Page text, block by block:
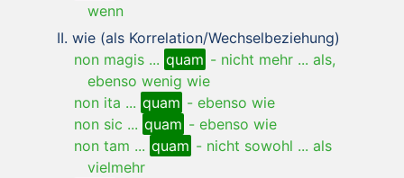
wenn
wie (als Korrelation/Wechselbeziehung)
non magis ... quam - nicht mehr ... als,
ebenso wenig wie
non ita ... quam - ebenso wie
non sic ... quam - ebenso wie
non tam ... quam - nicht sowohl ... als
vielmehr